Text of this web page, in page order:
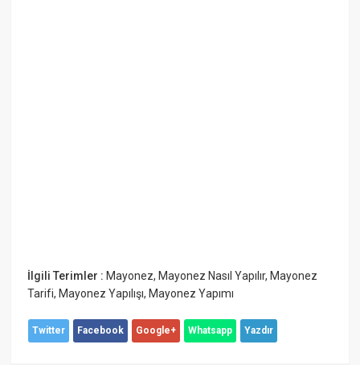
İlgili Terimler : Mayonez, Mayonez Nasıl Yapılır, Mayonez
Tarifi, Mayonez Yapılışı, Mayonez Yapımı
Twitter Facebook Google+ Whatsapp Yazdır